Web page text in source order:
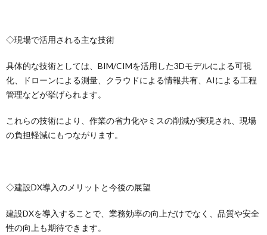
◇現場で活用される主な技術
具体的な技術としては、BIM/CIMを活用した3Dモデルによる可視
化、ドローンによる測量、クラウドによる情報共有、AIによる工程
管理などが挙げられます。
これらの技術により、作業の省力化やミスの削減が実現され、現場
の負担軽減にもつながります。
◇建設DX導入のメリットと今後の展望
建設DXを導入することで、業務効率の向上だけでなく、品質や安全
性の向上も期待できます。